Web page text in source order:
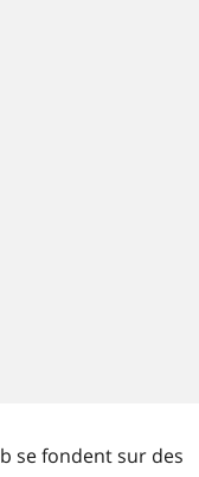
se fondent sur des